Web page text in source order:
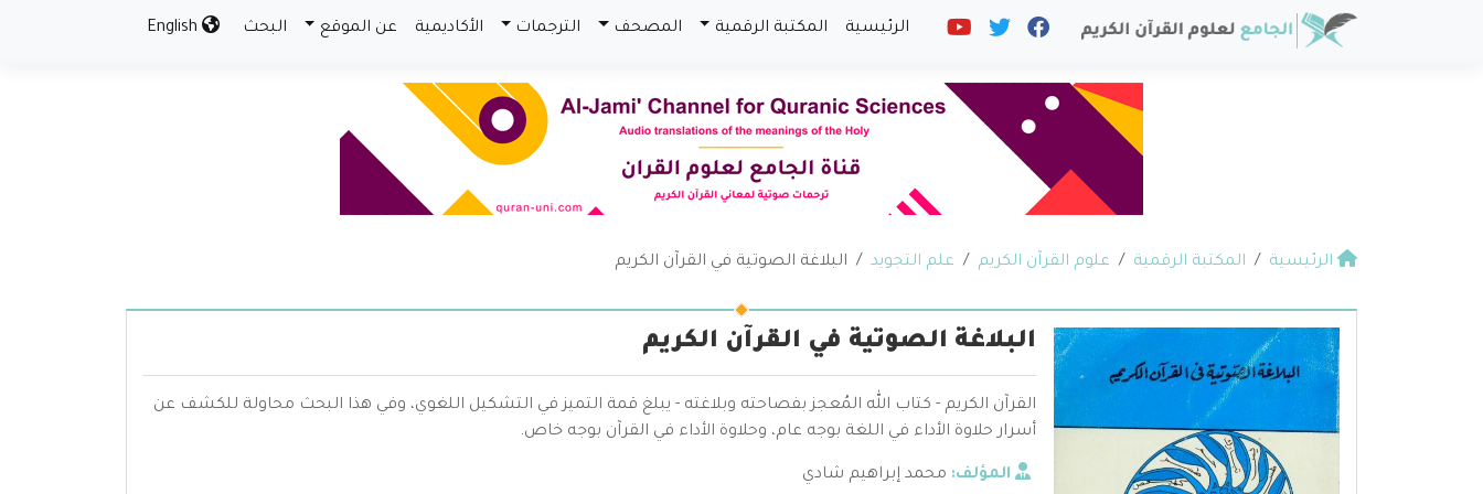
الرئيسية المكتبة الرقمية المصحف الترجمات الأكاديمية عن الموقع البحث
الرئيسية المكتبة الرقمية علوم القرآن الكريم علم التجويد البلاغة الصوتية في القرآن الكريم
البلاغة الصوتية في القرآن الكريم
القرآن الكريم - كتاب الله المُعجز بفصاحته وبلاغته - يبلغ قمة التميز في التشكيل اللغوي، وفي هذا البحث محاولة للكشف عن
أسرار حلاوة الأداء في اللغة بوجه عام، وحلاوة الأداء في القرآن بوجه خاص.
المؤلف: محمد إبراهيم شادي